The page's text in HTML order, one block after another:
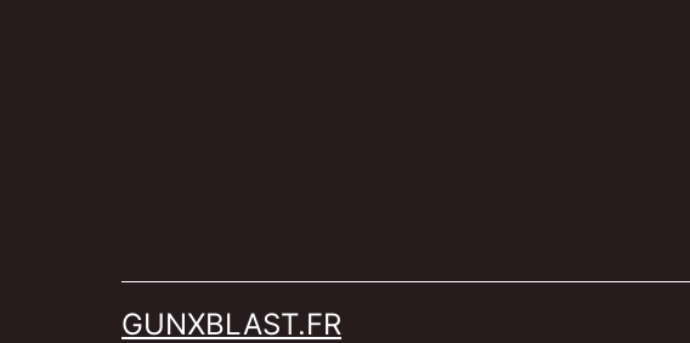
GUNXBLAST.FR